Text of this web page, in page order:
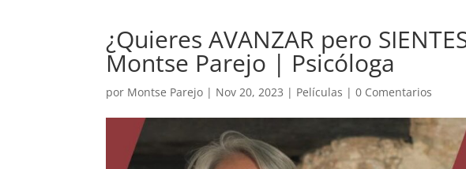
¿Quieres AVANZAR pero
Montse Parejo | Psicóloga
por Montse Parejo | Nov 20, 2023 | Películas |0 Comentarios